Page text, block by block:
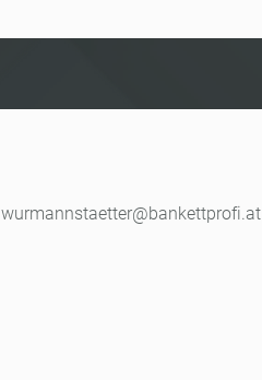
wurmannstaetter@bankettprofi.at